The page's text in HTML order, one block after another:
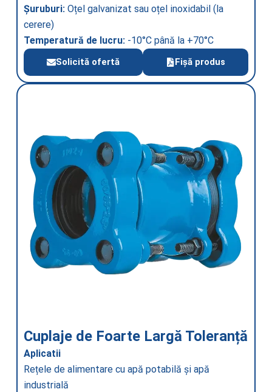
Șuruburi: Oțel galvanizat sau oțel inoxidabil (la
cerere)
Temperatură de lucru: -10°C până la +70°C
Solicită ofertă Fișă produs
Cuplaje de Foarte Largă Toleranță
Aplicatii
Rețele de alimentare cu apă potabilă și apă
industrială